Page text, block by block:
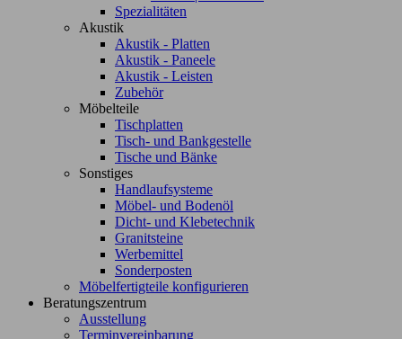
Spezialitäten
Akustik
Akustik - Platten
Akustik - Paneele
Akustik - Leisten
Zubehör
Möbelteile
Tischplatten
Tisch- und Bankgestelle
Tische und Bänke
Sonstiges
Handlaufsysteme
Möbel- und Bodenöl
Dicht- und Klebetechnik
Granitsteine
Werbemittel
Sonderposten
Möbelfertigteile konfigurieren
Beratungszentrum
Ausstellung
Terminvereinbarung